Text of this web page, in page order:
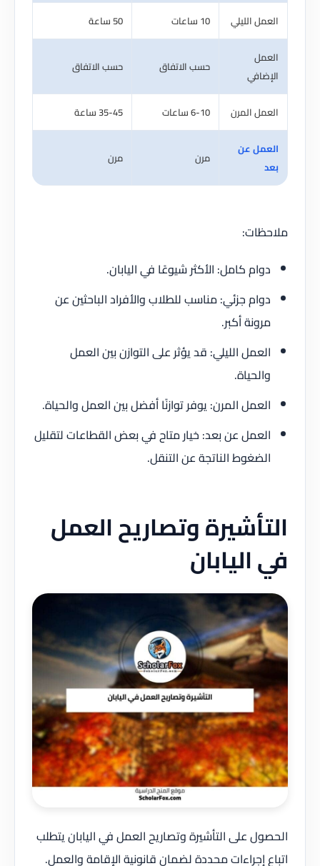
العمل الليلي 10 ساعات 50 ساعة
العمل
الإضافي
حسب الاتفاق حسب الاتفاق
العمل المرن 6-10 ساعات 35-45 ساعة
العمل عن
بعد
مرن مرن
ملاحظات:
دوام كامل: الأكثر شيوعًا في اليابان.
دوام جزئي: مناسب للطلاب والأفراد الباحثين عن
مرونة أكبر.
العمل الليلي: قد يؤثر على التوازن بين العمل
والحياة.
العمل المرن: يوفر توازنًا أفضل بين العمل والحياة.
العمل عن بعد: خيار متاح في بعض القطاعات لتقليل
الضغوط الناتجة عن التنقل.
التأشيرة وتصاريح العمل
في اليابان
الحصول على التأشيرة وتصاريح العمل في اليابان يتطلب
اتباع إجراءات محددة لضمان قانونية الإقامة والعمل.